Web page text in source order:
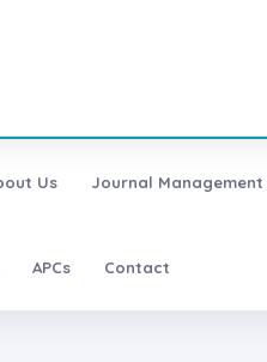
Us Journal Management
APCs Contact